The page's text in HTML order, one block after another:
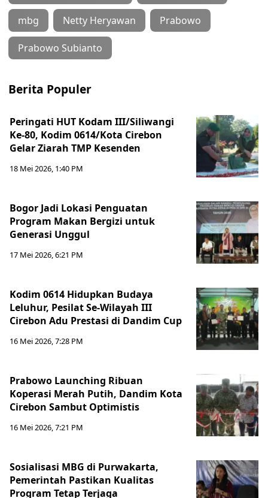
mbg Netty Heryawan Prabowo
Prabowo Subianto
Berita Populer
Peringati HUT Kodam III/Siliwangi
Ke-80, Kodim 0614/Kota Cirebon
Gelar Ziarah TMP Kesenden
18 Mei 2026, 1:40 PM
Bogor Jadi Lokasi Penguatan
Program Makan Bergizi untuk
Generasi Unggul
17 Mei 2026, 6:21 PM
Kodim 0614 Hidupkan Budaya
Leluhur, Pesilat Se-Wilayah III
Cirebon Adu Prestasi di Dandim Cup
16 Mei 2026, 7:28 PM
Prabowo Launching Ribuan
Koperasi Merah Putih, Dandim Kota
Cirebon Sambut Optimistis
16 Mei 2026, 7:21 PM
Sosialisasi MBG di Purwakarta,
Pemerintah Pastikan Kualitas
Program Tetap Terjaga